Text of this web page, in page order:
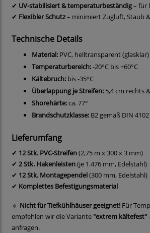
✔ UV-stabilisiert & temperaturbeständig– für
✔ Flexibler Schutz– minimiert Zugluft, Staub
Technische Details
Material: PVC, helltransparent (glasklar)
Temperaturbereich:-20°C bis +60°C
Kältebruch: bis -35°C
Überlappung je Streifen: 5,4 cm rechts
Shorehärte:ca. 77°
Brandschutzklasse: B2 gemäß DIN 4102
Lieferumfang
✔ 12 Stk. PVC-Streifen(2,75 m x 300 x 3 mm)
✔ 2 Stk. Hakenleisten(je 1.476 mm, Edelstahl)
✔ 12 Stk. Montagependel(300 mm, Edelstahl)
✔ Komplettes Befestigungsmaterial
🔹 Nicht für Tiefkühlhäuser geeignet! Für
empfehlen wir die Variante "extrem kältefest"
anfragen.